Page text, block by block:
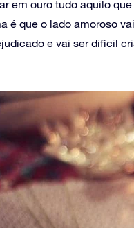
em ouro tudo aquilo
é que o lado amoroso
e vai ser difícil